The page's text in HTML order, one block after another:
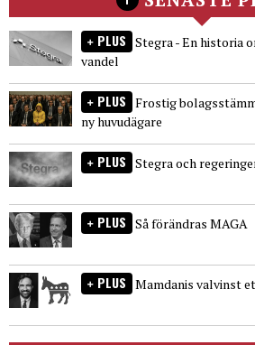
PLUS Stegra - En historia
vandel
PLUS Frostig
ny huvudägare
PLUS Stegra och
PLUS Så förändras MAGA
PLUS Mamdanis valvinst